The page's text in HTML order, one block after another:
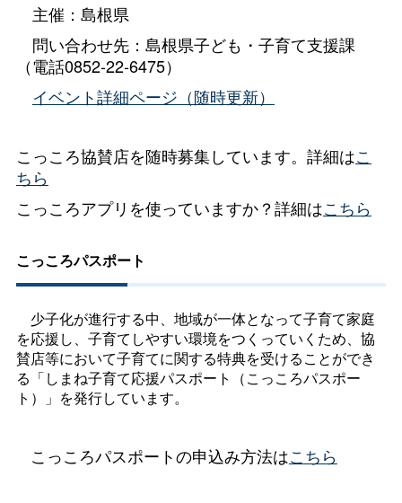
主催：島根県
問い合わせ先：島根県子ども・子育て支援課
（電話0852-22-6475）
イベント詳細ページ（随時更新）
こっころ協賛店を随時募集しています。詳細はこ
ちら
こっころアプリを使っていますか？詳細はこちら
こっころパスポート
少子化が進行する中、地域が一体となって子育て家庭
を応援し、子育てしやすい環境をつくっていくため、協
賛店等において子育てに関する特典を受けることができ
る「しまね子育て応援パスポート（こっころパスポー
ト）」を発行しています。
こっころパスポートの申込み方法はこちら